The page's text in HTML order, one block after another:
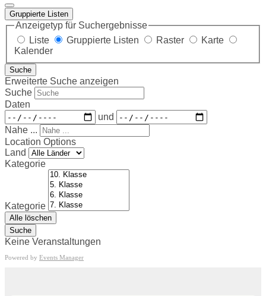
Gruppierte Listen
Anzeigetyp für Suchergebnisse
Liste
Gruppierte Listen Raster
Karte
Kalender
Suche
Erweiterte Suche anzeigen
Suche
Daten
und
Nahe ...
Location Options
Land
Kategorie
Kategorie
Alle löschen
Suche
Keine Veranstaltungen
Powered by Events Manager